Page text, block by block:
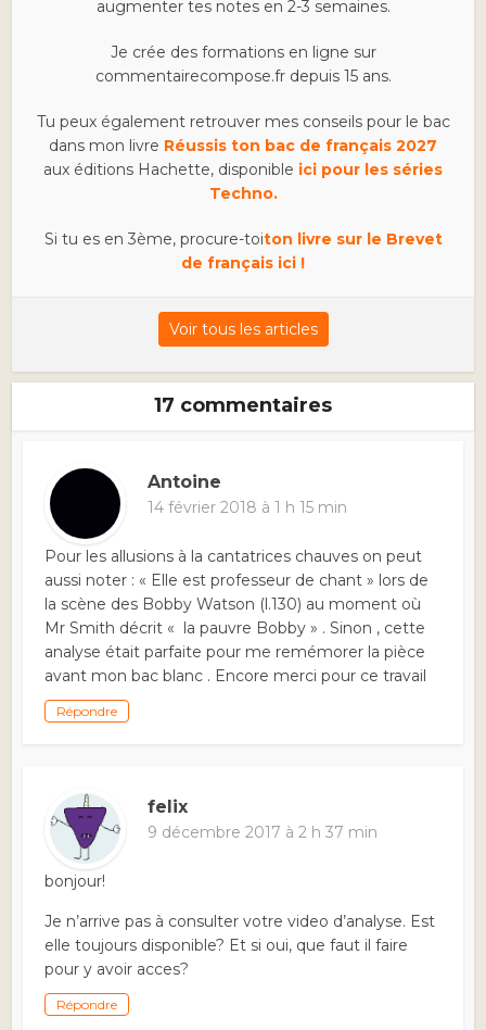
augmenter tes notes en 2-3 semaines.
Je crée des formations en ligne sur
commentairecompose.fr depuis 15 ans.
Tu peux également retrouver mes conseils pour le bac
dans mon livre Réussis ton bac de français 2027
aux éditions Hachette, disponible ici pour les séries
Techno.
Si tu es en 3ème, procure-toiton livre sur le Brevet
de français ici !
Voir tous les articles
17 commentaires
Antoine
14 février 2018 à 1 h 15 min
Pour les allusions à la cantatrices chauves on peut
aussi noter : « Elle est professeur de chant » lors de
la scène des Bobby Watson (l.130) au moment où
Mr Smith décrit « la pauvre Bobby » . Sinon , cette
analyse était parfaite pour me remémorer la pièce
avant mon bac blanc . Encore merci pour ce travail
Répondre
felix
9 décembre 2017 à 2 h 37 min
bonjour!
Je n’arrive pas à consulter votre video d’analyse. Est
elle toujours disponible? Et si oui, que faut il faire
pour y avoir acces?
Répondre